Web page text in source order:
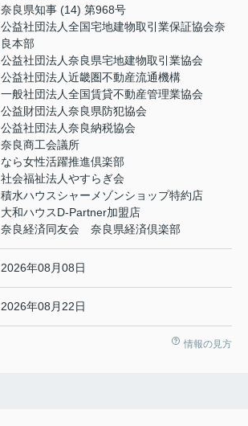
奈良県知事 (14) 第968号
公益社団法人全国宅地建物取引業保証協会奈
良本部
公益社団法人奈良県宅地建物取引業協会
公益社団法人近畿圏不動産流通機構
一般社団法人全国賃貸不動産管理業協会
公益財団法人奈良県防犯協会
公益社団法人奈良納税協会
奈良商工会議所
なら女性活躍推進倶楽部
社会福祉法人やすらぎ会
積水ハウスシャーメゾンショップ特約店
大和ハウスD-Partner加盟店
奈良経済同友会 奈良県経済倶楽部
2026年08月08日
2026年08月22日
情報の見方